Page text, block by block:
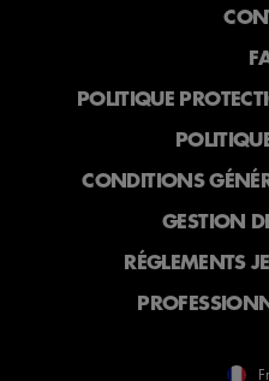
POLITIQUE
CONDITIONS
GESTION
RÉGLEMENTS